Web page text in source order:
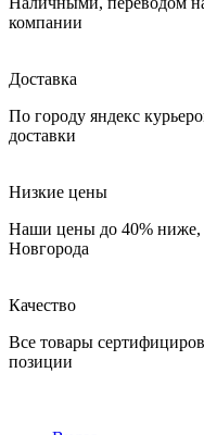
компании
Доставка
По городу яндекс
доставки
Низкие цены
Наши цены до 40% ниже,
Новгорода
Качество
Все товары
позиции